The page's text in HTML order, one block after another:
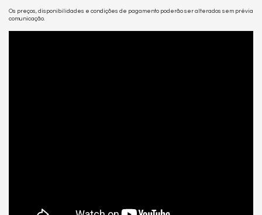
Os preços, disponibilidades e condições de pagamento poderão ser alterados sem prévia
comunicação.